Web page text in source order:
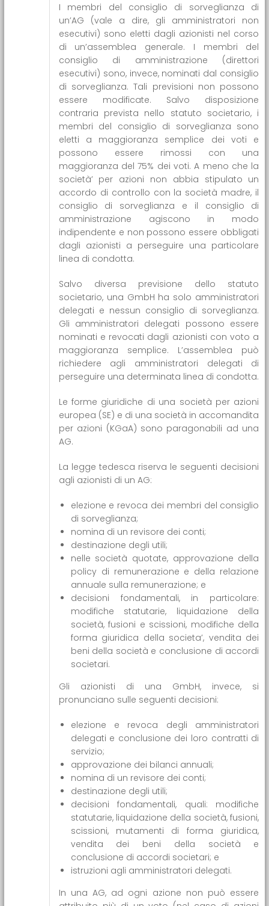
I membri del consiglio di sorveglianza di
un’AG (vale a dire, gli amministratori non
esecutivi) sono eletti dagli azionisti nel corso
di un’assemblea generale. I membri del
consiglio di amministrazione (direttori
esecutivi) sono, invece, nominati dal consiglio
di sorveglianza. Tali previsioni non possono
essere modificate. Salvo disposizione
contraria prevista nello statuto societario, i
membri del consiglio di sorveglianza sono
eletti a maggioranza semplice dei voti e
possono essere rimossi con una
maggioranza del 75% dei voti. A meno che la
società’ per azioni non abbia stipulato un
accordo di controllo con la società madre, il
consiglio di sorveglianza e il consiglio di
amministrazione agiscono in modo
indipendente e non possono essere obbligati
dagli azionisti a perseguire una particolare
linea di condotta.
Salvo diversa previsione dello statuto
societario, una GmbH ha solo amministratori
delegati e nessun consiglio di sorveglianza.
Gli amministratori delegati possono essere
nominati e revocati dagli azionisti con voto a
maggioranza semplice. L’assemblea può
richiedere agli amministratori delegati di
perseguire una determinata linea di condotta.
Le forme giuridiche di una società per azioni
europea (SE) e di una società in accomandita
per azioni (KGaA) sono paragonabili ad una
AG.
La legge tedesca riserva le seguenti decisioni
agli azionisti di un AG:
elezione e revoca dei membri del consiglio
di sorveglianza;
nomina di un revisore dei conti;
destinazione degli utili;
nelle società quotate, approvazione della
policy di remunerazione e della relazione
annuale sulla remunerazione; e
decisioni fondamentali, in particolare:
modifiche statutarie, liquidazione della
società, fusioni e scissioni, modifiche della
forma giuridica della societa’, vendita dei
beni della società e conclusione di accordi
societari.
Gli azionisti di una GmbH, invece, si
pronunciano sulle seguenti decisioni:
elezione e revoca degli amministratori
delegati e conclusione dei loro contratti di
servizio;
approvazione dei bilanci annuali;
nomina di un revisore dei conti;
destinazione degli utili;
decisioni fondamentali, quali: modifiche
statutarie, liquidazione della società, fusioni,
scissioni, mutamenti di forma giuridica,
vendita dei beni della società e
conclusione di accordi societari; e
istruzioni agli amministratori delegati.
In una AG, ad ogni azione non può essere